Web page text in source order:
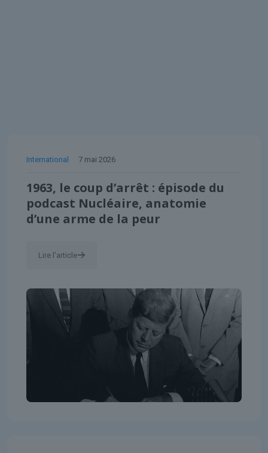
International 7 mai 2026
1963, le coup d’arrêt : épisode du
podcast Nucléaire, anatomie
d’une arme de la peur
Lire l'article